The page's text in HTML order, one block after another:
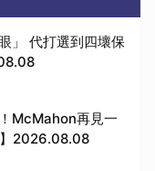
」 代打選到四壞保
McMahon再見一
2026.08.08